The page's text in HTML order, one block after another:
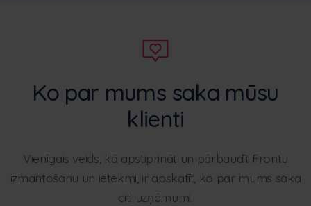
Ko par mums saka mūsu
klienti
Vienīgais veids, kā apstiprināt un pārbaudīt Frontu
izmantošanu un ietekmi, ir apskatīt, ko par mums saka
citi uzņēmumi.